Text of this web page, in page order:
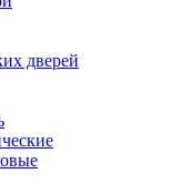
дверей